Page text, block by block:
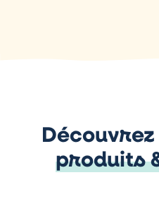
produits